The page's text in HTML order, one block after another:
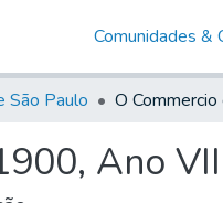
Comunidades &
São Paulo
Ano